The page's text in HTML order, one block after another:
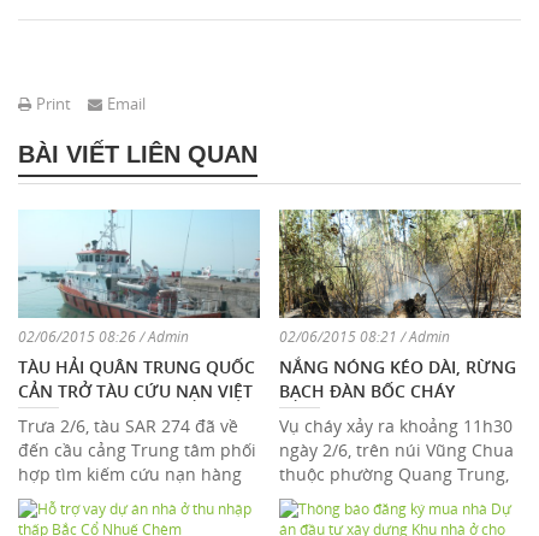
Print Email
BÀI VIẾT LIÊN QUAN
02/06/2015 08:26 / Admin
TÀU HẢI QUÂN TRUNG QUỐC
CẢN TRỞ TÀU CỨU NẠN VIỆT
NAM ĐI CỨU NGƯ DÂN
Trưa 2/6, tàu SAR 274 đã về
đến cầu cảng Trung tâm phối
hợp tìm kiếm cứu nạn hàng
hải 2 và chuyển thuyền viên
quốc tịch ...
02/06/2015 08:21 / Admin
NẮNG NÓNG KÉO DÀI, RỪNG
BẠCH ĐÀN BỐC CHÁY
Vụ cháy xảy ra khoảng 11h30
ngày 2/6, trên núi Vũng Chua
thuộc phường Quang Trung,
TP Quy Nhơn, tỉnh Bình Định.